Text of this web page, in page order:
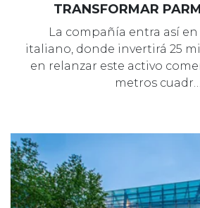
TRANSFORMAR
La compañía entra así
italiano, donde invertirá 25
en relanzar este activo
metros cuadr…